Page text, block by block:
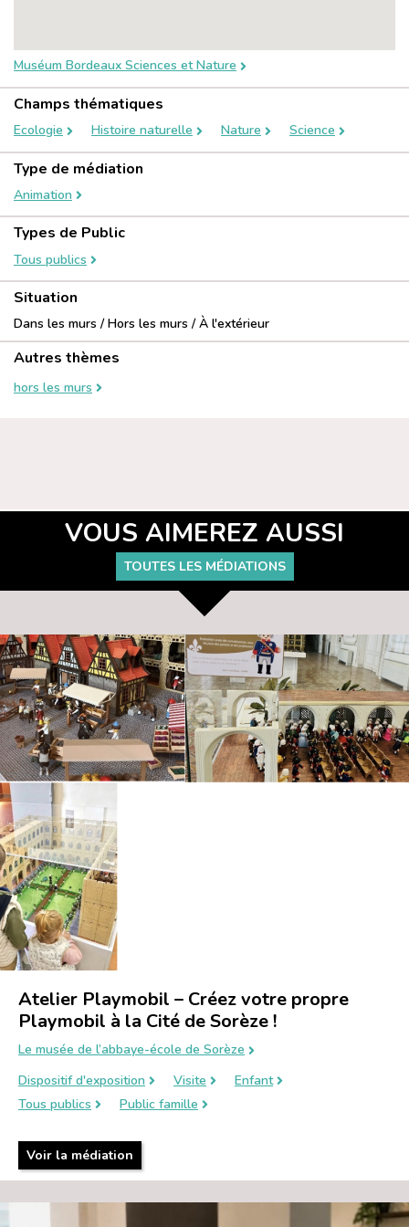
Muséum Bordeaux Sciences et Nature
Champs thématiques
Ecologie Histoire naturelle Nature Science
Type de médiation
Animation
Types de Public
Tous publics
Situation
Dans les murs / Hors les murs / À l'extérieur
Autres thèmes
hors les murs
VOUS AIMEREZ AUSSI
TOUTES LES MÉDIATIONS
Atelier Playmobil – Créez votre propre
Playmobil à la Cité de Sorèze !
Le musée de l’abbaye-école de Sorèze
Dispositif d'exposition
Visite
Enfant
Tous publics
Public famille
Voir la médiation